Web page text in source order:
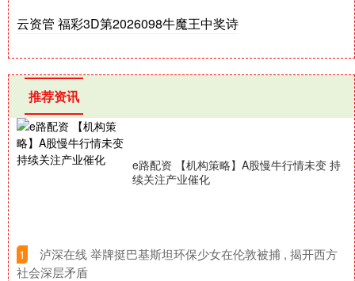
云资管 福彩3D第2026098牛魔王中奖诗
推荐资讯
e路配资 【机构策略】A股慢牛行情未变 持
续关注产业催化
1
​泸深在线 举牌挺巴基斯坦环保少女在伦敦被捕 , 揭开西方
社会深层矛盾